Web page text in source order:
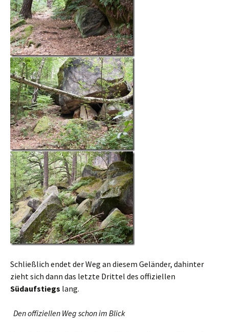
Schließlich endet der Weg an diesem Geländer, dahinter
zieht sich dann das letzte Drittel des offiziellen
Südaufstiegs lang.
Den offiziellen Weg schon im Blick